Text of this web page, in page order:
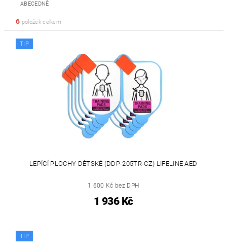
ABECEDNĚ
6 položek celkem
TIP
LEPÍCÍ PLOCHY DĚTSKÉ (DDP-205TR-CZ) LIFELINE AED
1 600 Kč bez DPH
1 936 Kč
TIP